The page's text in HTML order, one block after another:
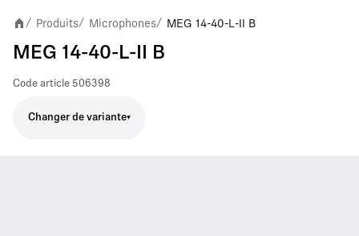
/ Produits/ Microphones/ MEG 14-40-L-II B
MEG 14-40-L-II B
Code article 506398
Changer de variante